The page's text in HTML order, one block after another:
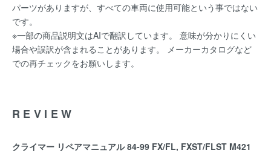
パーツがありますが、すべての車両に使用可能という事ではない
です。
※一部の商品説明文はAIで翻訳しています。 意味が分かりにくい
場合や誤訳が含まれることがあります。 メーカーカタログなど
での再チェックをお願いします。
REVIEW
クライマー リペアマニュアル 84-99 FX/FL, FXST/FLST M421